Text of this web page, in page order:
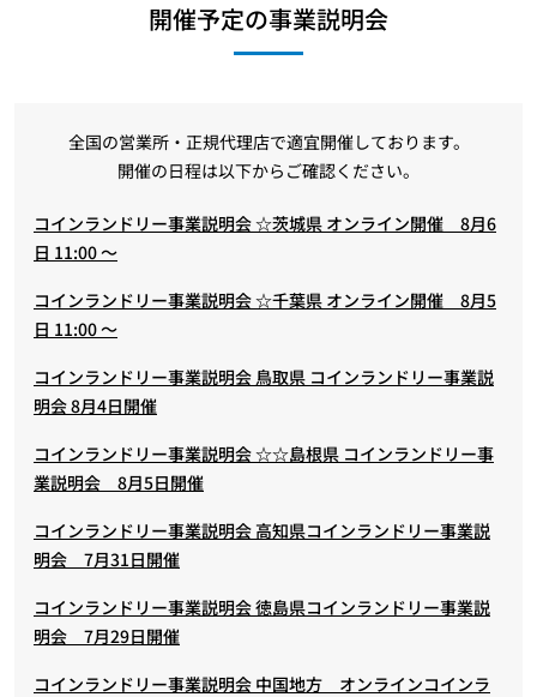
開催予定の事業説明会
全国の営業所・正規代理店で適宜開催しております。
開催の日程は以下からご確認ください。
コインランドリー事業説明会 ☆茨城県 オンライン開催 8月6
日 11:00 ～
コインランドリー事業説明会 ☆千葉県 オンライン開催 8月5
日 11:00 ～
コインランドリー事業説明会 鳥取県 コインランドリー事業説
明会 8月4日開催
コインランドリー事業説明会 ☆☆島根県 コインランドリー事
業説明会 8月5日開催
コインランドリー事業説明会 高知県コインランドリー事業説
明会 7月31日開催
コインランドリー事業説明会 徳島県コインランドリー事業説
明会 7月29日開催
コインランドリー事業説明会 中国地方 オンラインコインラ